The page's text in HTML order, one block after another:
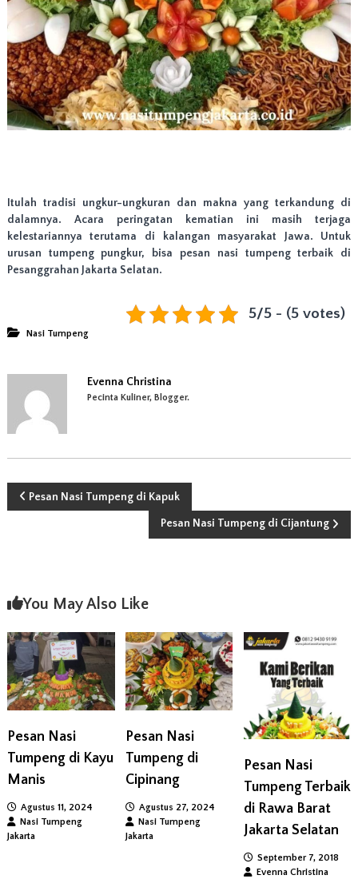
Itulah tradisi ungkur-ungkuran dan makna yang terkandung di
dalamnya. Acara peringatan kematian ini masih terjaga
kelestariannya terutama di kalangan masyarakat Jawa. Untuk
urusan tumpeng pungkur, bisa pesan nasi tumpeng terbaik di
Pesanggrahan Jakarta Selatan.
5/5 - (5 votes)
Nasi Tumpeng
Evenna Christina
Pecinta Kuliner, Blogger.
N
i
g
a
s
i
p
o
Pesan Nasi Tumpeng di Kapuk
Pesan Nasi Tumpeng di Cijantung
You May Also Like
Pesan Nasi
Tumpeng di Kayu
Manis
Agustus 11, 2024
Nasi Tumpeng
Jakarta
Pesan Nasi
Tumpeng di
Cipinang
Agustus 27, 2024
Nasi Tumpeng
Jakarta
Pesan Nasi
Tumpeng Terbaik
di Rawa Barat
Jakarta Selatan
September 7, 2018
Evenna Christina